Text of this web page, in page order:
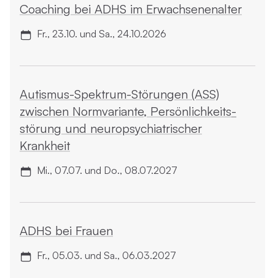
Coaching bei ADHS im Erwachsenenalter
Fr., 23.10. und Sa., 24.10.2026
Autismus-Spektrum-Störungen (ASS)
zwischen Normvariante, Persönlichkeits­
störung und neuropsychiatrischer
Krankheit
Mi., 07.07. und Do., 08.07.2027
ADHS bei Frauen
Fr., 05.03. und Sa., 06.03.2027